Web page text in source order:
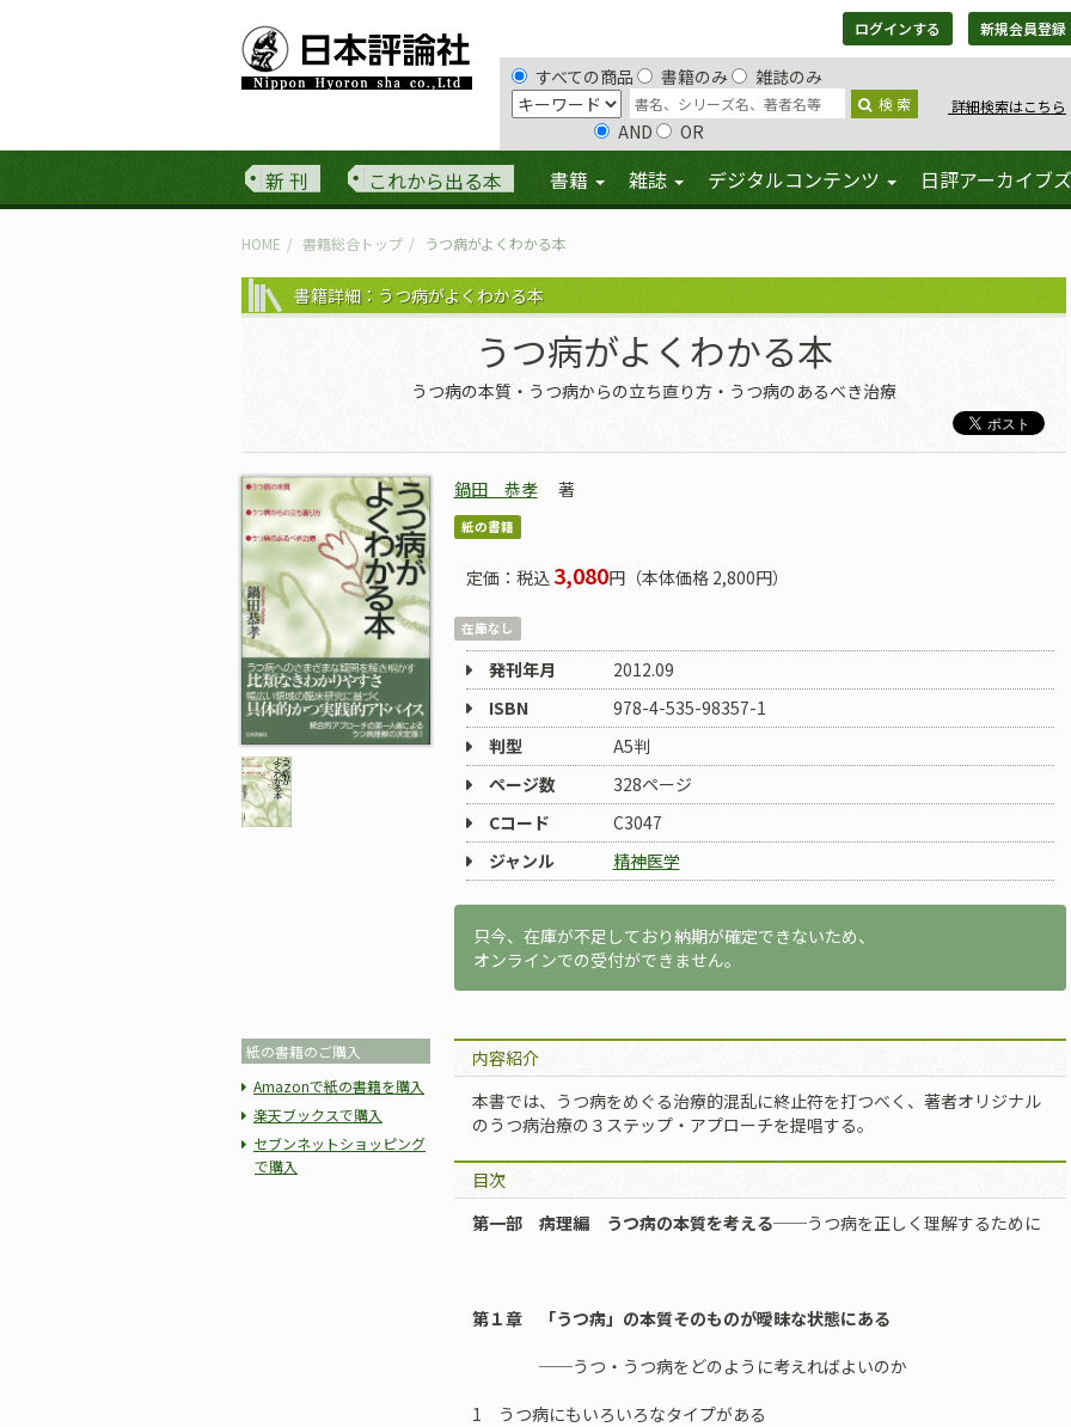
ログインする 新規会員登録
すべての商品 書籍のみ 雑誌のみ
検 索 詳細検索はこちら
AND OR
新 刊 これから出る本 書籍 雑誌 デジタルコンテンツ 日評アーカイブズ
HOME 書籍総合トップ うつ病がよくわかる本
書籍詳細：うつ病がよくわかる本
うつ病がよくわかる本
うつ病の本質・うつ病からの立ち直り方・うつ病のあるべき治療
鍋田 恭孝 著
紙の書籍
定価：税込 3,080円（本体価格 2,800円）
在庫なし
発刊年月
2012.09
ISBN
978-4-535-98357-1
判型
A5判
ページ数
328ページ
Cコード
C3047
ジャンル
精神医学
只今、在庫が不足しており納期が確定できないため、
オンラインでの受付ができません。
紙の書籍のご購入
Amazonで紙の書籍を購入
楽天ブックスで購入
セブンネットショッピング
で購入
内容紹介
本書では、うつ病をめぐる治療的混乱に終止符を打つべく、著者オリジナル
のうつ病治療の３ステップ・アプローチを提唱する。
目次
第一部 病理編 うつ病の本質を考える──うつ病を正しく理解するために
第１章 「うつ病」の本質そのものが曖昧な状態にある
──うつ・うつ病をどのように考えればよいのか
1 うつ病にもいろいろなタイプがある